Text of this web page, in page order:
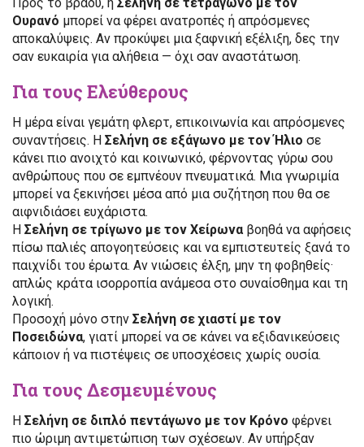
Ουρανό μπορεί να φέρει ανατροπές ή απρόσμενες
αποκαλύψεις. Αν προκύψει μια ξαφνική εξέλιξη, δες την
σαν ευκαιρία για αλήθεια — όχι σαν αναστάτωση.
Για τους Ελεύθερους
Η μέρα είναι γεμάτη φλερτ, επικοινωνία και απρόσμενες
συναντήσεις. Η Σελήνη σε εξάγωνο με τον Ήλιο σε
κάνει πιο ανοιχτό και κοινωνικό, φέρνοντας γύρω σου
ανθρώπους που σε εμπνέουν πνευματικά. Μια γνωριμία
μπορεί να ξεκινήσει μέσα από μια συζήτηση που θα σε
αιφνιδιάσει ευχάριστα.
Η Σελήνη σε τρίγωνο με τον Χείρωναβοηθά να αφήσεις
πίσω παλιές απογοητεύσεις και να εμπιστευτείς ξανά το
παιχνίδι του έρωτα. Αν νιώσεις έλξη, μην τη φοβηθείς·
απλώς κράτα ισορροπία ανάμεσα στο συναίσθημα και τη
λογική.
Προσοχή μόνο στην Σελήνη σε χιαστί με τον
Ποσειδώνα, γιατί μπορεί να σε κάνει να εξιδανικεύσεις
κάποιον ή να πιστέψεις σε υποσχέσεις χωρίς ουσία.
Για τους Δεσμευμένους
Η Σελήνη σε διπλό πεντάγωνο με τον Κρόνο φέρνει
πιο ώριμη αντιμετώπιση των σχέσεων. Αν υπήρξαν